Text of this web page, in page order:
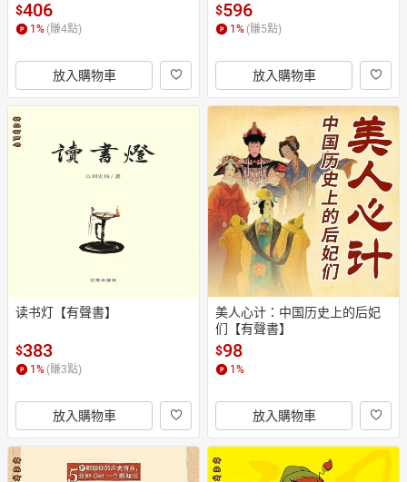
$406
1 % (賺4點)
放入購物車
$596
1 % (賺5點)
放入購物車
读书灯【有聲書】
$383
1% (賺3點)
放入購物車
美人心计：中国历史上的后妃
们【有聲書】
$98
1%
放入購物車